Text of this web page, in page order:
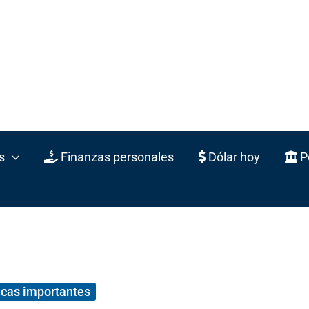
Finanzas personales Dólar hoy
importantes